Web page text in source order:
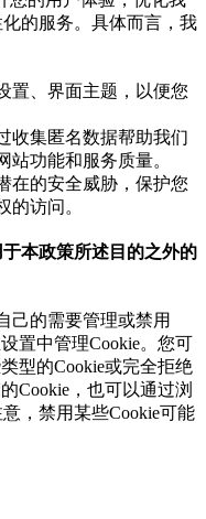
的服务。具体而言，我
置、界面主题，以便您
收集匿名数据帮助我们
站功能和服务质量。
在的安全威胁，保护您
的访问。
本政策所述目的之外的
己的需要管理或禁用
置中管理Cookie。您可
型的Cookie或完全拒绝
Cookie，也可以通过浏
，禁用某些Cookie可能